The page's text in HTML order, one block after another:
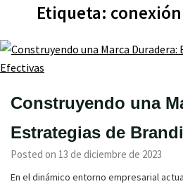
Etiqueta:
Construyendo una
Estrategias de
Posted on 13 de diciembre de 2023
En el dinámico entorno empresarial